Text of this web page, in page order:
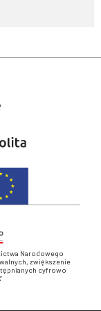
Narodowego
zwiększenie
cyfrowo